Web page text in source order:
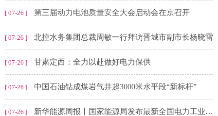
[ 07-26 ] 第三届动力电池质量安全大会启动会在京召开
[ 07-26 ] 北控水务集团总裁周敏一行拜访晋城市副市长杨晓雷
[ 07-26 ] 甘肃定西：全力以赴做好电力保供
[ 07-26 ] 中国石油钻成煤岩气井超3000米水平段“新标杆”
[ 07-26 ] 新华能源周报丨国家能源局发布最新全国电力工业统计数据；多家能源央企高层调整